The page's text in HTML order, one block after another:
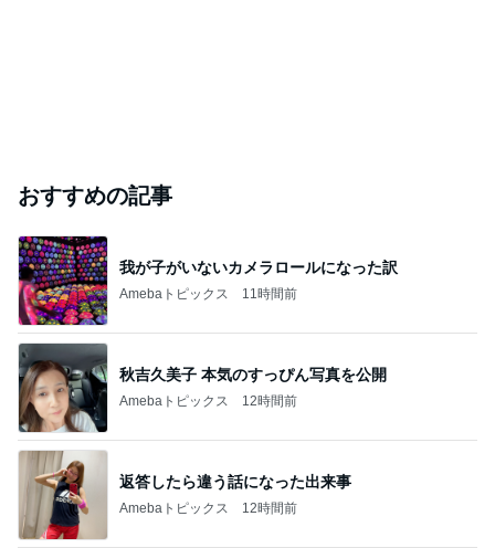
おすすめの記事
我が子がいないカメラロールになった訳
Amebaトピックス 11時間前
秋吉久美子 本気のすっぴん写真を公開
Amebaトピックス 12時間前
返答したら違う話になった出来事
Amebaトピックス 12時間前